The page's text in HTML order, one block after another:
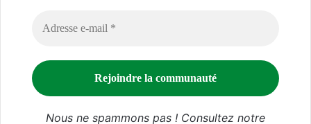
Nous ne spammons pas ! Consultez notre